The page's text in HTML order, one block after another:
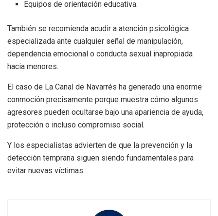
Equipos de orientación educativa.
También se recomienda acudir a atención psicológica
especializada ante cualquier señal de manipulación,
dependencia emocional o conducta sexual inapropiada
hacia menores.
El caso de La Canal de Navarrés ha generado una enorme
conmoción precisamente porque muestra cómo algunos
agresores pueden ocultarse bajo una apariencia de ayuda,
protección o incluso compromiso social.
Y los especialistas advierten de que la prevención y la
detección temprana siguen siendo fundamentales para
evitar nuevas víctimas.